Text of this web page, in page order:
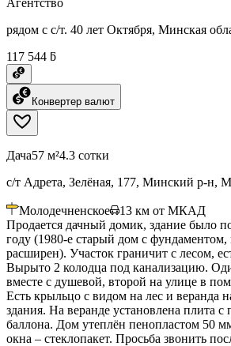
Агентство
рядом с с/т. 40 лет Октября, Минская
117 544 ƃ
Конвертер валют
Дача57 м²4.3 сотки
с/т Адрета, Зелёная, 177, Минский р-н,
Молодечненское 13 км от МКАД
Продается дачный домик, здание было
году (1980-е старый дом с
расширен). Участок граничит с лесом,
Вырыто 2 колодца под канализацию.
вместе с душевой, второй на улице в
Есть крыльцо с видом на лес и веранда
здания. На веранде установлена плита с
баллона. Дом утеплён пенопластом 50
окна – стеклопакет. Просьба звонить